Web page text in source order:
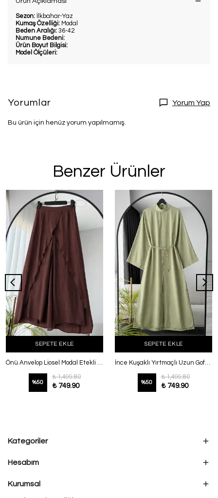
Sezon: İlkbahar-Yaz
Kumaş Özelliği: Modal
Beden Aralığı: 36-42
Numune Bedeni:
Ürün Boyut Bilgisi:
Model Ölçüleri:
Yorumlar Yorum Yap
Bu ürün için henüz yorum yapılmamış.
Benzer Ürünler
SEPETE EKLE
Önü Anvelop Liosel Modal Etekli Pantolon Kahve
%50
₺ 1,499.80
₺ 749.90
SEPETE EKLE
İnce Kuşaklı Yırtmaçlı Uzun Gofre Tunik Adaçayı
%50
₺ 1,499.80
₺ 749.90
Kategoriler
Hesabım
Kurumsal